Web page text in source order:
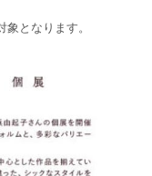
となります。